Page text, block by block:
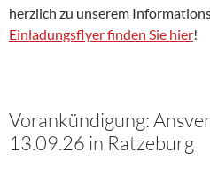
herzlich zu unserem
Einladungsflyer finden Sie hier!
Vorankündigung:
13.09.26 in Ratzeburg